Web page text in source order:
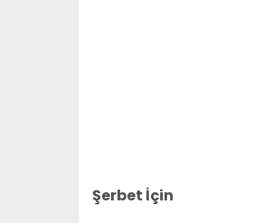
Şerbet İçin